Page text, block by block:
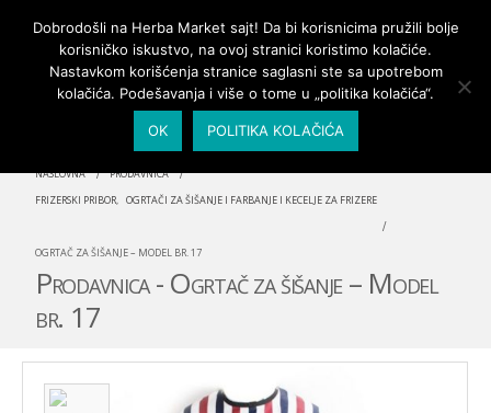
PRIJAVA/MOJ NALOG
NASLOVNA
PRODAVNICA
FRIZERSKI PRIBOR, OGRTAČI ZA ŠIŠANJE I FARBANJE I KECELJE ZA FRIZERE
OGRTAČ ZA ŠIŠANJE – MODEL BR. 17
Prodavnica - Ogrtač za šišanje – Model
br. 17
Dobrodošli na Herba Market sajt! Da bi korisnicima pružili bolje
korisničko iskustvo, na ovoj stranici koristimo kolačiće.
Nastavkom korišćenja stranice saglasni ste sa upotrebom
kolačića. Podešavanja i više o tome u „politika kolačića“.
OK POLITIKA KOLAČIĆA